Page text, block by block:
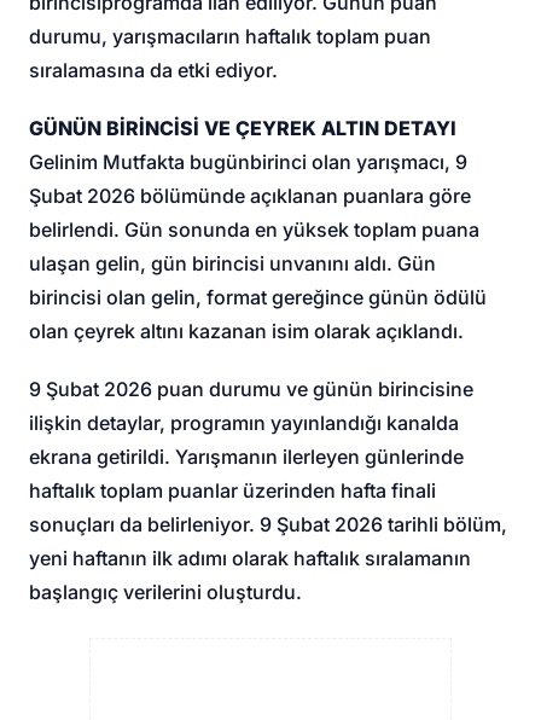
durumu, yarışmacıların haftalık toplam puan
sıralamasına da etki ediyor.
GÜNÜN BİRİNCİSİ VE ÇEYREK ALTIN DETAYI
Gelinim Mutfakta bugünbirinci olan yarışmacı, 9
Şubat 2026 bölümünde açıklanan puanlara göre
belirlendi. Gün sonunda en yüksek toplam puana
ulaşan gelin, gün birincisi unvanını aldı. Gün
birincisi olan gelin, format gereğince günün ödülü
olan çeyrek altını kazanan isim olarak açıklandı.
9 Şubat 2026 puan durumu ve günün birincisine
ilişkin detaylar, programın yayınlandığı kanalda
ekrana getirildi. Yarışmanın ilerleyen günlerinde
haftalık toplam puanlar üzerinden hafta finali
sonuçları da belirleniyor. 9 Şubat 2026 tarihli bölüm,
yeni haftanın ilk adımı olarak haftalık sıralamanın
başlangıç verilerini oluşturdu.